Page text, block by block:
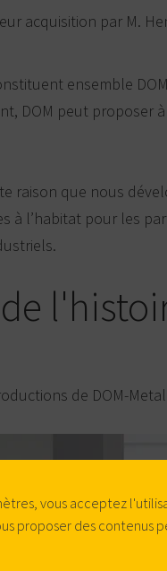
acquisition par M.
ensemble
DOM peut proposer
raison que nous
à l’habitat pour les
de DOM-
vous acceptez
proposer des contenus